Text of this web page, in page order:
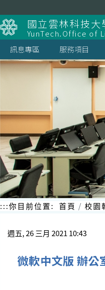
到
主
要
內
容
區
塊
國立雲林科技
YunTech.Office of
訊息專區
服務項目
:::你目前位置: 首頁 校園
週五, 26 三月 2021 10:43
微軟中文版 辦公